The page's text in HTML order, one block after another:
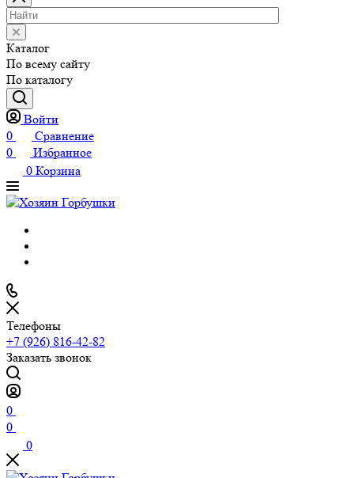
Каталог
По всему сайту
По каталогу
Войти
0
Сравнение
0
Избранное
0 Корзина
Телефоны
+7 (926) 816-42-82
Заказать звонок
0
0
0